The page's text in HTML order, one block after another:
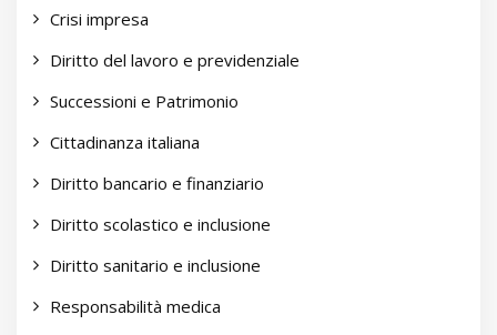
Crisi impresa
Diritto del lavoro e previdenziale
Successioni e Patrimonio
Cittadinanza italiana
Diritto bancario e finanziario
Diritto scolastico e inclusione
Diritto sanitario e inclusione
Responsabilità medica